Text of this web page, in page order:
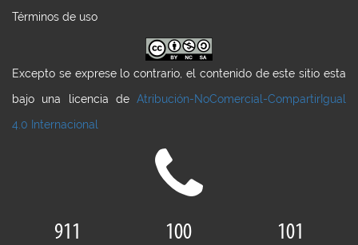
Términos de uso
Excepto se exprese lo contrario, el contenido de este sitio esta
bajo una licencia de Atribución-NoComercial-CompartirIgual
4.0 Internacional
911 100 101